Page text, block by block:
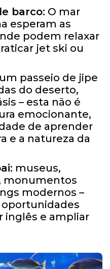
barco: O mar
esperam as
podem relaxar
jet ski ou
um passeio de jipe ​​
do deserto,
– esta não é
emocionante,
de aprender
e a natureza da
museus,
monumentos
modernos –
inglês e ampliar